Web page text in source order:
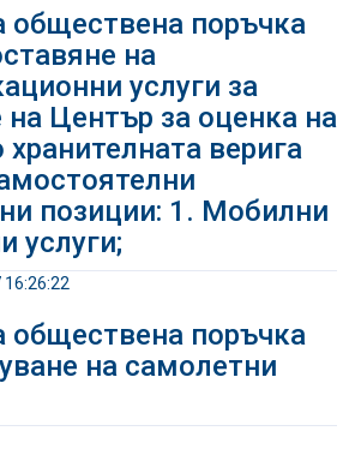
обществена поръчка
на
услуги за
на Център за оценка на
хранителната верига
позиции: 1. Мобилни
услуги;
обществена поръчка
на самолетни